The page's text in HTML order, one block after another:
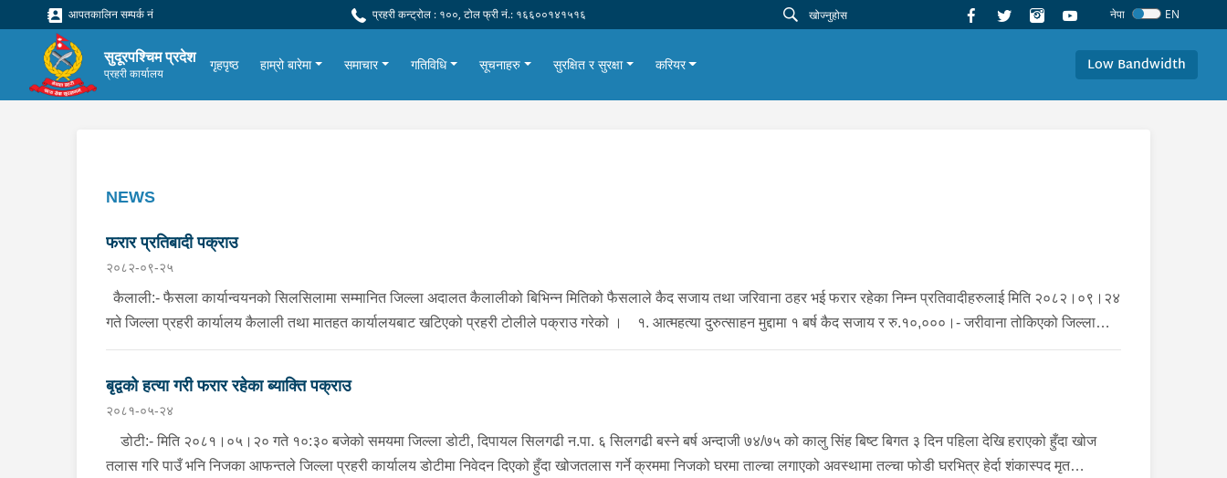
आपतकालिन सम्पर्क नं प्रहरी कन्ट्रोल : १००, टोल फ्री नं.: १६६००१४१५१६ नेपा EN
सुदूरपश्चिम प्रदेश
प्रहरी कार्यालय
गृहपृष्ठ हाम्रो बारेमा समाचार गतिविधि सूचनाहरु सुरक्षित र सुरक्षा करियर Low Bandwidth
NEWS
फरार प्रतिबादी पक्राउ
२०८२-०९-२५
कैलाली:- फैसला कार्यान्वयनको सिलसिलामा सम्मानित जिल्ला अदालत कैलालीको बिभिन्न मितिको फैसलाले कैद सजाय तथा जरिवाना ठहर भई फरार रहेका निम्न प्रतिवादीहरुलाई मिति २०८२।०९।२४
गते जिल्ला प्रहरी कार्यालय कैलाली तथा मातहत कार्यालयबाट खटिएको प्रहरी टोलीले पक्राउ गरेको । १. आत्महत्या दुरुत्साहन मुद्दामा १ बर्ष कैद सजाय र रु.१०,०००।- जरीवाना तोकिएको जिल्ला
कैलाली, भजनी न.पा.६ बस्ने मनिष कुमार चौधरी । २. …
बृद्वको हत्या गरी फरार रहेका ब्याक्ति पक्राउ
२०८१-०५-२४
डोटी:- मिति २०८१।०५।२० गते १०:३० बजेको समयमा जिल्ला डोटी, दिपायल सिलगढी न.पा. ६ सिलगढी बस्ने बर्ष अन्दाजी ७४/७५ को कालु सिंह बिष्ट बिगत ३ दिन पहिला देखि हराएको हुँदा खोज
तलास गरि पाउँ भनि निजका आफन्तले जिल्ला प्रहरी कार्यालय डोटीमा निवेदन दिएको हुँदा खोजतलास गर्ने क्रममा निजको घरमा ताल्चा लगाएको अवस्थामा तल्चा फोडी घरभित्र हेर्दा शंकास्पद मृत